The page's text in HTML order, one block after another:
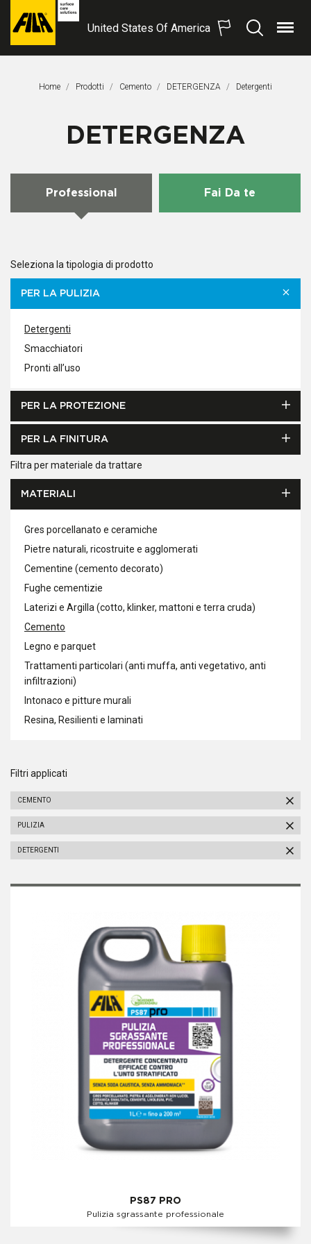
FILA
United States Of America
SearchMenu
Home Prodotti Cemento DETERGENZA Pagina Corrente:
Detergenti
DETERGENZA
Professional Fai Da te
Seleziona la tipologia di prodotto
PER LA PULIZIA
Detergenti
Smacchiatori
Pronti all’uso
PER LA PROTEZIONE
PER LA FINITURA
Filtra per materiale da trattare
MATERIALI
Gres porcellanato e ceramiche
Pietre naturali, ricostruite e agglomerati
Cementine (cemento decorato)
Fughe cementizie
Laterizi e Argilla (cotto, klinker, mattoni e terra cruda)
Cemento
Legno e parquet
Trattamenti particolari (anti muffa, anti vegetativo, anti
infiltrazioni)
Intonaco e pitture murali
Resina, Resilienti e laminati
Filtri applicati
CEMENTO
PULIZIA
DETERGENTI
PS87 PRO
Pulizia sgrassante professionale